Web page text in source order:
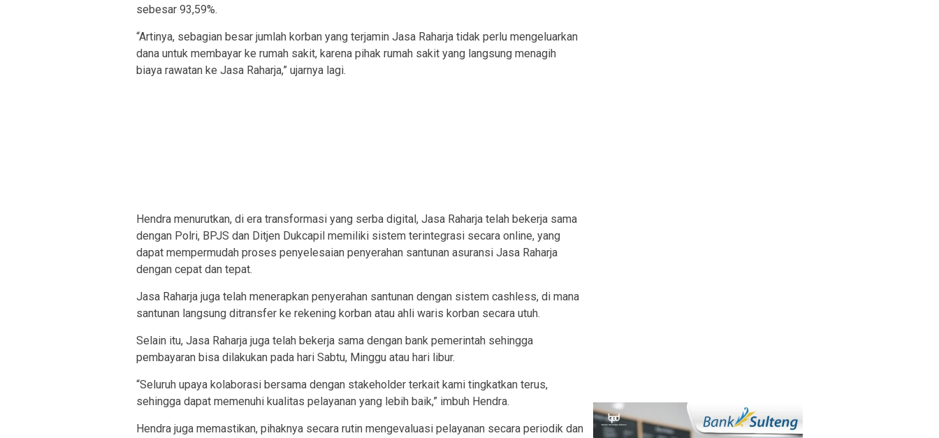
sebesar 93,59%.
“Artinya, sebagian besar jumlah korban yang terjamin Jasa Raharja tidak perlu mengeluarkan
dana untuk membayar ke rumah sakit, karena pihak rumah sakit yang langsung menagih
biaya rawatan ke Jasa Raharja,” ujarnya lagi.
Hendra menurutkan, di era transformasi yang serba digital, Jasa Raharja telah bekerja sama
dengan Polri, BPJS dan Ditjen Dukcapil memiliki sistem terintegrasi secara online, yang
dapat mempermudah proses penyelesaian penyerahan santunan asuransi Jasa Raharja
dengan cepat dan tepat.
Jasa Raharja juga telah menerapkan penyerahan santunan dengan sistem cashless, di mana
santunan langsung ditransfer ke rekening korban atau ahli waris korban secara utuh.
Selain itu, Jasa Raharja juga telah bekerja sama dengan bank pemerintah sehingga
pembayaran bisa dilakukan pada hari Sabtu, Minggu atau hari libur.
“Seluruh upaya kolaborasi bersama dengan stakeholder terkait kami tingkatkan terus,
sehingga dapat memenuhi kualitas pelayanan yang lebih baik,” imbuh Hendra.
Hendra juga memastikan, pihaknya secara rutin mengevaluasi pelayanan secara periodik dan